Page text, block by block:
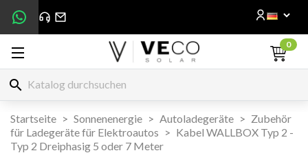
0
search
Startseite Sonnenenergie Autoladegeräte
Zubehör
für Ladegeräte für Elektroautos
Kabel WALLBOX Typ 2 -
Typ 2 Dreiphasig 5 oder 7 Meter